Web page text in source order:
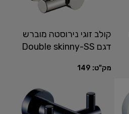
קולב זוגי נירוסטה מוברש
דגם Double skinny-SS
מק"ט: 149